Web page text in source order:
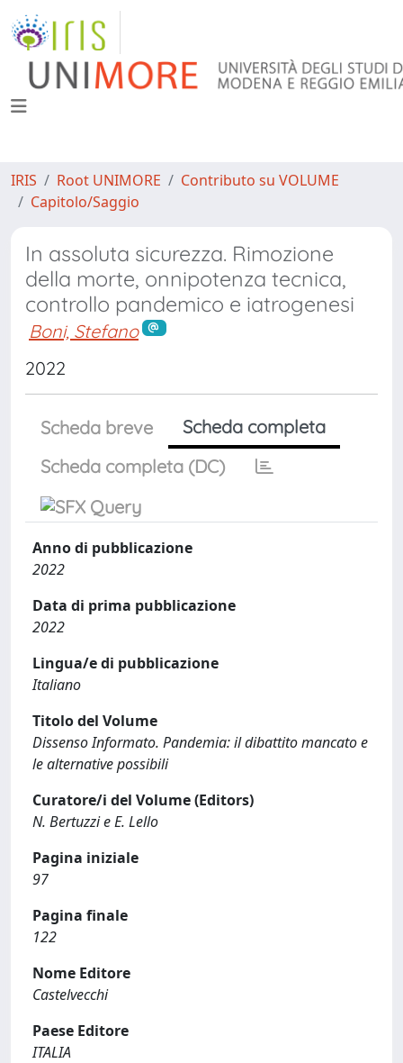
IRIS Root UNIMORE
Contributo su VOLUME
Capitolo/Saggio
In assoluta sicurezza. Rimozione
della morte, onnipotenza tecnica,
controllo pandemico e iatrogenesi
Boni, Stefano
2022
Scheda breve
Scheda completa
Scheda completa (DC)
Anno di pubblicazione
2022
Data di prima pubblicazione
2022
Lingua/e di pubblicazione
Italiano
Titolo del Volume
Dissenso Informato. Pandemia: il dibattito mancato e
le alternative possibili
Curatore/i del Volume (Editors)
N. Bertuzzi e E. Lello
Pagina iniziale
97
Pagina finale
122
Nome Editore
Castelvecchi
Paese Editore
ITALIA